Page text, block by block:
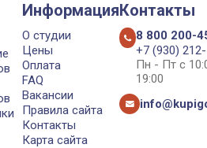
Информация
О студии
Цены
Оплата
FAQ
Вакансии
Правила сайта
Контакты
Карта сайта
Контакты
8 800 200-
+7 (930)
Пн - Пт с
19:00